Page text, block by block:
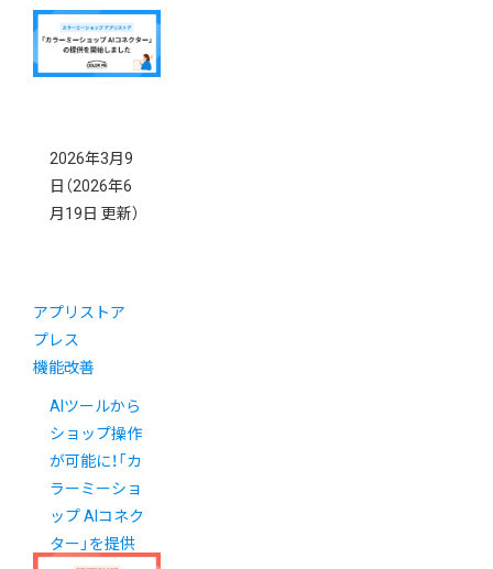
2026年3月9
日 （2026年6
月19日 更新）
アプリストア
プレス
機能改善
AIツールから
ショップ操作
が可能に！「カ
ラーミーショ
ップ AIコネク
ター」を提供